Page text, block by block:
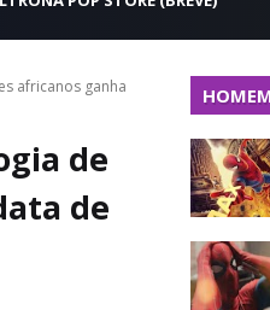
africanos ganha
de
de